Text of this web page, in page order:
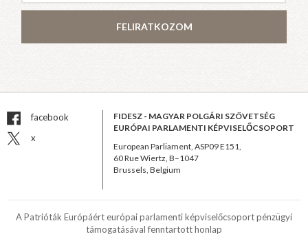
FELIRATKOZOM
facebook
x
FIDESZ - MAGYAR POLGÁRI SZÖVETSÉG
EURÓPAI PARLAMENTI KÉPVISELŐCSOPORT
European Parliament, ASP09 E151,
60 Rue Wiertz, B–1047
Brussels, Belgium
A Patrióták Európáért európai parlamenti képviselőcsoport pénzügyi
támogatásával fenntartott honlap